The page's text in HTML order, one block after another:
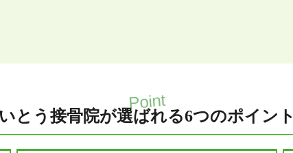
いとう接骨院が選ばれる6つのポイント